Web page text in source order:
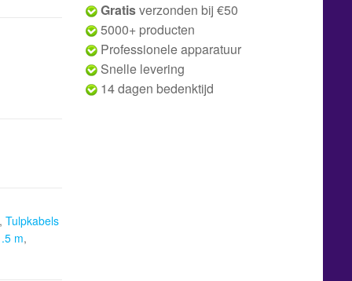
Tulpkabels
m,
Gratisverzonden bij €50
5000+ producten
Professionele apparatuur
Snelle levering
14 dagen bedenktijd